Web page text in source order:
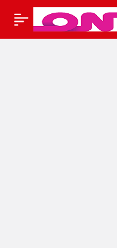
HUKUMETTEN-EYT-